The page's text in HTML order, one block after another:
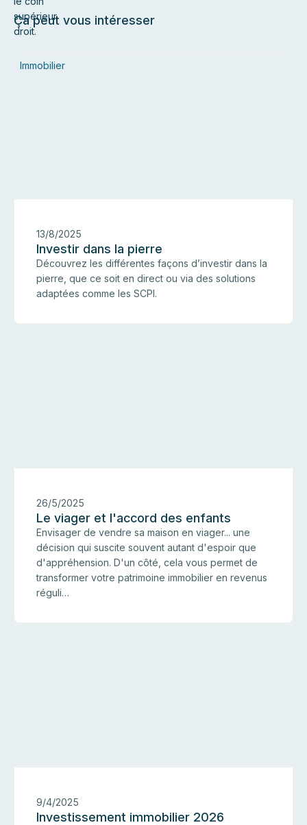
Ça peut vous intéresser
Immobilier
13/8/2025
Investir dans la pierre
Découvrez les différentes façons d’investir dans la
pierre, que ce soit en direct ou via des solutions
adaptées comme les SCPI.
26/5/2025
Le viager et l'accord des enfants
Envisager de vendre sa maison en viager... une
décision qui suscite souvent autant d'espoir que
d'appréhension. D'un côté, cela vous permet de
transformer votre patrimoine immobilier en revenus
réguli…
9/4/2025
Investissement immobilier 2026